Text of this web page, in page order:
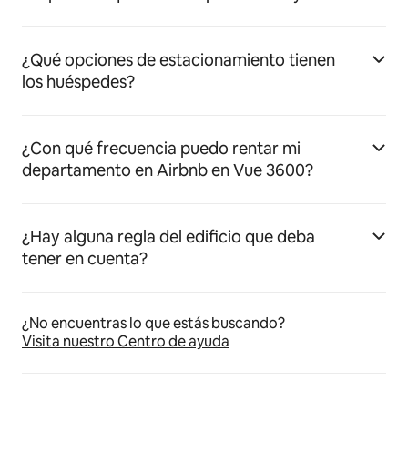
¿Qué opciones de estacionamiento tienen
los huéspedes?
¿Con qué frecuencia puedo rentar mi
departamento en Airbnb en Vue 3600?
¿Hay alguna regla del edificio que deba
tener en cuenta?
¿No encuentras lo que estás buscando?
Visita nuestro Centro de ayuda